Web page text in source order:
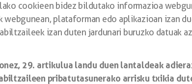
cookieen bidez bildutako informazioa
plataforman edo aplikazioan izan
izan duten jardunari buruzko datuak
29. artikulua landu duen lantaldeak
pribatutasunerako arrisku txikia